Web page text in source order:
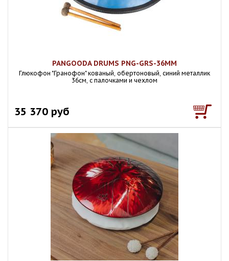
PANGOODA DRUMS PNG-GRS-36MM
Глюкофон "Гранофон" кованый, обертоновый, синий металлик
36см, с палочками и чехлом
35 370 руб